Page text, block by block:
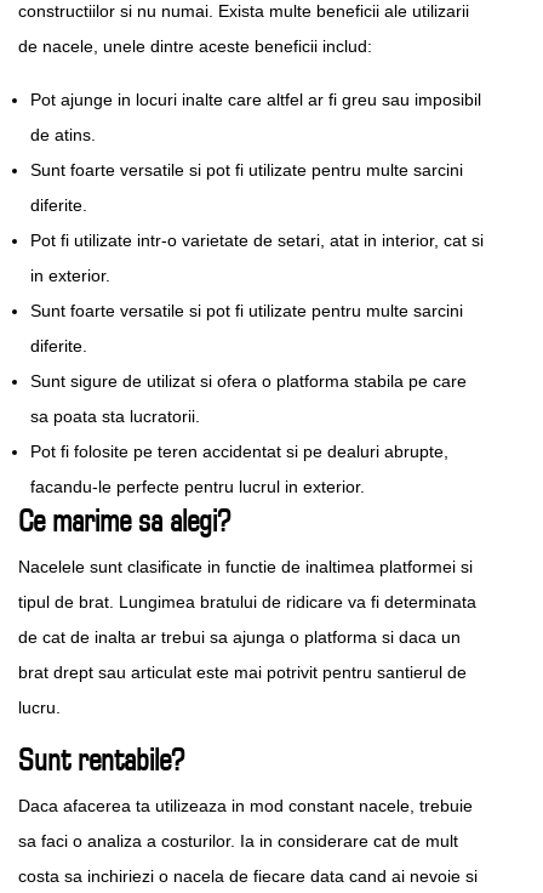
constructiilor si nu numai. Exista multe beneficii ale utilizarii
de nacele, unele dintre aceste beneficii includ:
Pot ajunge in locuri inalte care altfel ar fi greu sau imposibil
de atins.
Sunt foarte versatile si pot fi utilizate pentru multe sarcini
diferite.
Pot fi utilizate intr-o varietate de setari, atat in interior, cat si
in exterior.
Sunt foarte versatile si pot fi utilizate pentru multe sarcini
diferite.
Sunt sigure de utilizat si ofera o platforma stabila pe care
sa poata sta lucratorii.
Pot fi folosite pe teren accidentat si pe dealuri abrupte,
facandu-le perfecte pentru lucrul in exterior.
Ce marime sa alegi?
Nacelele sunt clasificate in functie de inaltimea platformei si
tipul de brat. Lungimea bratului de ridicare va fi determinata
de cat de inalta ar trebui sa ajunga o platforma si daca un
brat drept sau articulat este mai potrivit pentru santierul de
lucru.
Sunt rentabile?
Daca afacerea ta utilizeaza in mod constant nacele, trebuie
sa faci o analiza a costurilor. Ia in considerare cat de mult
costa sa inchiriezi o nacela de fiecare data cand ai nevoie si